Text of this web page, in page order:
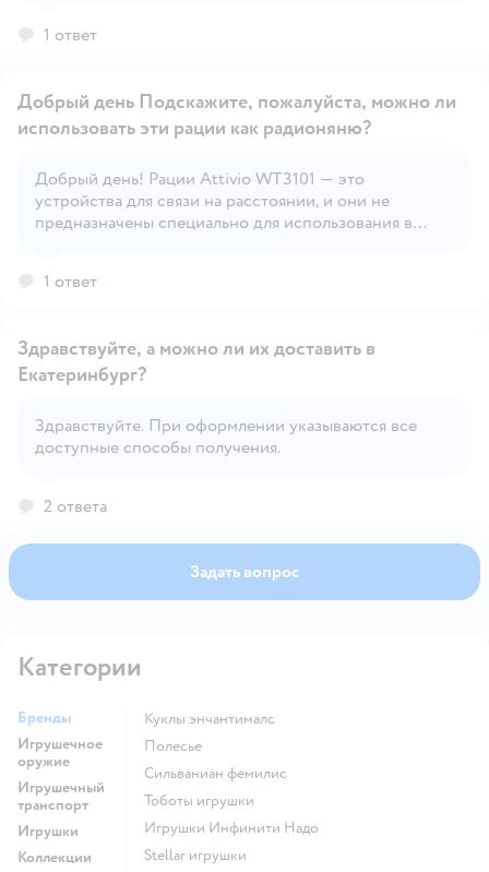
1 ответ
Открыть вопрос
Добрый день Подскажите, пожалуйста, можно ли
использовать эти рации как радионяню?
Добрый день! Рации Attivio WT3101 — это
устройства для связи на расстоянии, и они не
предназначены специально для использования в
1 ответ
Открыть вопрос
Здравствуйте, а можно ли их доставить в
Екатеринбург?
Здравствуйте. При оформлении указываются все
доступные способы получения.
2 ответа
Задать вопрос
Категории
Бренды
Игрушечное
оружие
Игрушечный
транспорт
Игрушки
Коллекции
Куклы энчантималс
Полесье
Сильваниан фемилис
Тоботы игрушки
Игрушки Инфинити Надо
Stellar игрушки